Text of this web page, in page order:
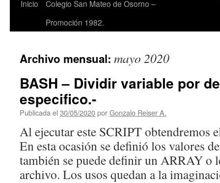
Inicio
Colegio San Mateo de Osorno –
Promoción 1982.
Archivo mensual: mayo 2020
BASH – Dividir variable por
especifico.-
Publicada el 30/05/2020porGonzalo Reiser A.
Al ejecutar este SCRIPT obtendremos
En esta ocasión se definió los valores
también se puede definir un ARRAY o
archivo. Los usos quedan a la